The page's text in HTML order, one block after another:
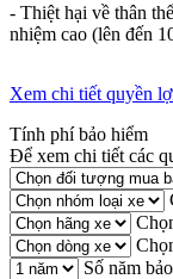
- Thiệt hại về thân
nhiệm cao (lên đến
Xem chi tiết quyền
Tính phí bảo hiểm
Để xem chi tiết các
Số năm